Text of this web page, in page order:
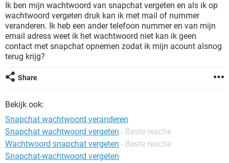
GRATIS SNAPCHAT
TIKTOK
NETFLIX CORONAVIRUS
GRATIS SNAPCHAT
TIKTOK
Ik ben mijn wachtwoord van snapchat vergeten en als ik op
wachtwoord vergeten druk kan ik met mail of nummer
veranderen. Ik heb een ander telefoon nummer en van mijn
email adress weet ik het wachtwoord niet kan ik geen
contact met snapchat opnemen zodat ik mijn acount alsnog
terug krijg?
Share
Bekijk ook:
Snapchat wachtwoord veranderen
Snapchat wachtwoord vergeten - Beste reactie
Wachtwoord snapchat vergeten - Beste reactie
Snapchat-wachtwoord vergeten